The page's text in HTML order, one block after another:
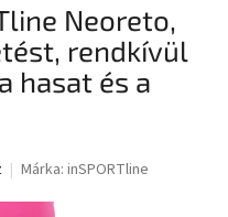
Neoreto,
rendkívül
hasat és a
Márka: inSPORTline